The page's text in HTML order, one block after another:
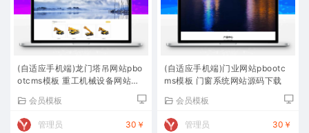
(自适应手机端)龙门塔吊网站pbo
otcms模板 重工机械设备网站源
会员模板
管理员 30￥
(自适应手机端)门业网站pbootc
ms模板 门窗系统网站源码下载
会员模板
管理员 30￥